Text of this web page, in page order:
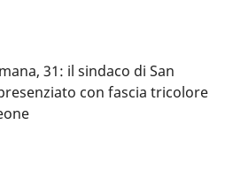
31: il sindaco di San
con fascia tricolore